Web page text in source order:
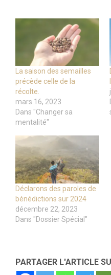
La saison des semailles
précède celle de la
récolte.
mars 16, 2023
Dans "Changer sa
mentalité"
Déclarons des paroles de
bénédictions sur 2024
décembre 22, 2023
Dans "Dossier Spécial"
PARTAGER L'ARTICLE